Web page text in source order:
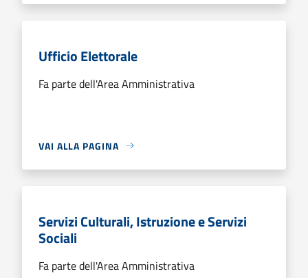
Ufficio Elettorale
Fa parte dell'Area Amministrativa
VAI ALLA PAGINA
Servizi Culturali, Istruzione e Servizi
Sociali
Fa parte dell'Area Amministrativa